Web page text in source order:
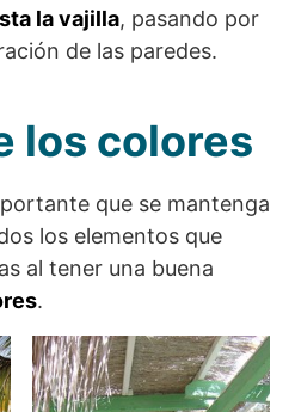
la vajilla, pasando por
de las paredes.
los colores
que se mantenga
los elementos que
al tener una buena
.